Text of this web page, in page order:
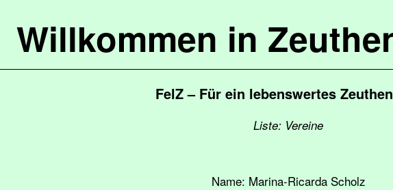
Willkommen in
FelZ – Für ein lebenswertes
Liste: Vereine
Name: Marina-Ricarda Scholz